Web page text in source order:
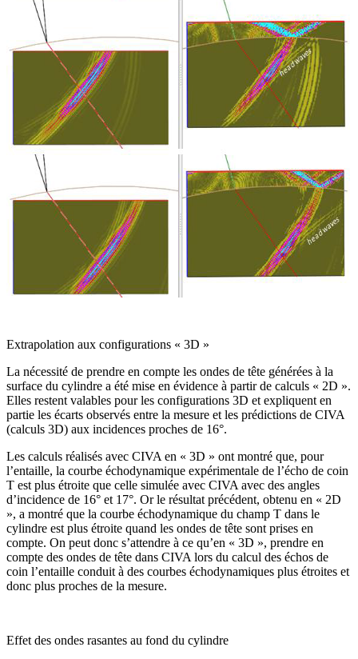
Extrapolation aux configurations « 3D »
La nécessité de prendre en compte les ondes de tête générées à la
surface du cylindre a été mise en évidence à partir de calculs « 2D ».
Elles restent valables pour les configurations 3D et expliquent en
partie les écarts observés entre la mesure et les prédictions de CIVA
(calculs 3D) aux incidences proches de 16°.
Les calculs réalisés avec CIVA en « 3D » ont montré que, pour
l’entaille, la courbe échodynamique expérimentale de l’écho de coin
T est plus étroite que celle simulée avec CIVA avec des angles
d’incidence de 16° et 17°. Or le résultat précédent, obtenu en « 2D
», a montré que la courbe échodynamique du champ T dans le
cylindre est plus étroite quand les ondes de tête sont prises en
compte. On peut donc s’attendre à ce qu’en « 3D », prendre en
compte des ondes de tête dans CIVA lors du calcul des échos de
coin l’entaille conduit à des courbes échodynamiques plus étroites et
donc plus proches de la mesure.
Effet des ondes rasantes au fond du cylindre